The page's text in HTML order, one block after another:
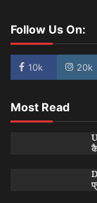
Follow Us On:
10k 20k
Most Read